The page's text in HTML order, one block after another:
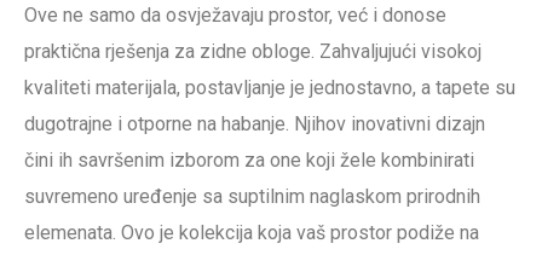
Ove ne samo da osvježavaju prostor, već i donose
praktična rješenja za zidne obloge. Zahvaljujući visokoj
kvaliteti materijala, postavljanje je jednostavno, a tapete su
dugotrajne i otporne na habanje. Njihov inovativni dizajn
čini ih savršenim izborom za one koji žele kombinirati
suvremeno uređenje sa suptilnim naglaskom prirodnih
elemenata. Ovo je kolekcija koja vaš prostor podiže na